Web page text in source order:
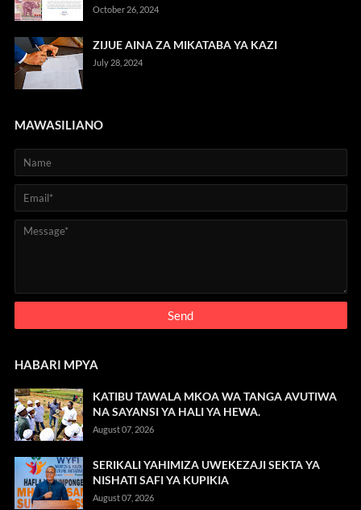
October 26, 2024
ZIJUE AINA ZA MIKATABA YA KAZI
July 28, 2024
MAWASILIANO
HABARI MPYA
KATIBU TAWALA MKOA WA TANGA AVUTIWA
NA SAYANSI YA HALI YA HEWA.
August 07, 2026
SERIKALI YAHIMIZA UWEKEZAJI SEKTA YA
NISHATI SAFI YA KUPIKIA
August 07, 2026